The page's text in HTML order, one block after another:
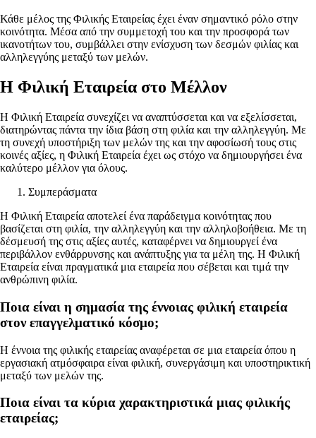
Κάθε μέλος της Φιλικής Εταιρείας έχει έναν σημαντικό ρόλο στην
κοινότητα. Μέσα από την συμμετοχή του και την προσφορά των
ικανοτήτων του, συμβάλλει στην ενίσχυση των δεσμών φιλίας και
αλληλεγγύης μεταξύ των μελών.
Η Φιλική Εταιρεία στο Μέλλον
Η Φιλική Εταιρεία συνεχίζει να αναπτύσσεται και να εξελίσσεται,
διατηρώντας πάντα την ίδια βάση στη φιλία και την αλληλεγγύη. Με
τη συνεχή υποστήριξη των μελών της και την αφοσίωσή τους στις
κοινές αξίες, η Φιλική Εταιρεία έχει ως στόχο να δημιουργήσει ένα
καλύτερο μέλλον για όλους.
Συμπεράσματα
Η Φιλική Εταιρεία αποτελεί ένα παράδειγμα κοινότητας που
βασίζεται στη φιλία, την αλληλεγγύη και την αλληλοβοήθεια. Με τη
δέσμευσή της στις αξίες αυτές, καταφέρνει να δημιουργεί ένα
περιβάλλον ενθάρρυνσης και ανάπτυξης για τα μέλη της. Η Φιλική
Εταιρεία είναι πραγματικά μια εταιρεία που σέβεται και τιμά την
ανθρώπινη φιλία.
Ποια είναι η σημασία της έννοιας φιλική εταιρεία
στον επαγγελματικό κόσμο;
Η έννοια της φιλικής εταιρείας αναφέρεται σε μια εταιρεία όπου η
εργασιακή ατμόσφαιρα είναι φιλική, συνεργάσιμη και υποστηρικτική
μεταξύ των μελών της.
Ποια είναι τα κύρια χαρακτηριστικά μιας φιλικής
εταιρείας;